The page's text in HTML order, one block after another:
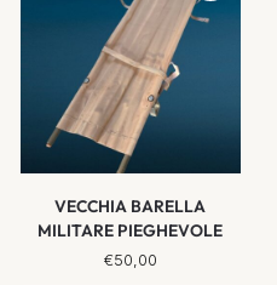
VECCHIA BARELLA
MILITARE PIEGHEVOLE
€50,00